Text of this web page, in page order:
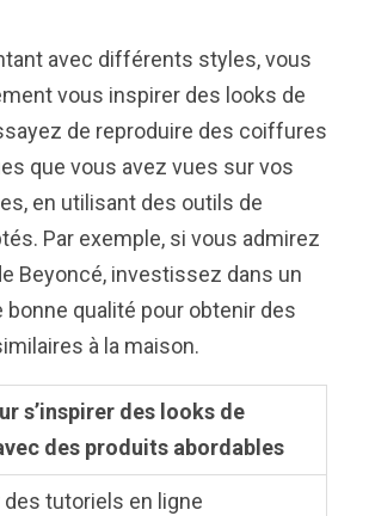
avec différents styles, vous
vous inspirer des looks de
de reproduire des coiffures
que vous avez vues sur vos
en utilisant des outils de
Par exemple, si vous admirez
Beyoncé, investissez dans un
bonne qualité pour obtenir des
à la maison.
s’inspirer des looks de
des produits abordables
tutoriels en ligne